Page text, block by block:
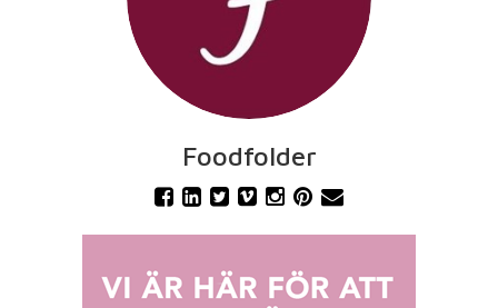
Foodfolder